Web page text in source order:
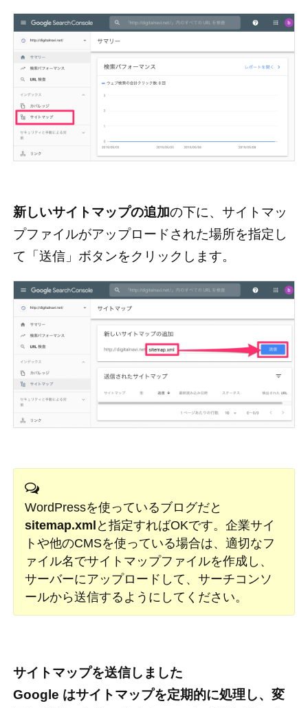
新しいサイトマップの追加の下に、サイトマッ
プファイルがアップロードされた場所を指定し
て「送信」ボタンをクリックします。
WordPressを使っているブログだと
sitemap.xml と指定すればOKです。企業サイ
トや他のCMSを使っている場合は、適切なフ
ァイル名でサイトマップファイルを作成し、
サーバーにアップロードして、サーチコンソ
ールから送信するようにしてください。
サイトマップを送信しました
Google はサイトマップを定期的に処理し、変